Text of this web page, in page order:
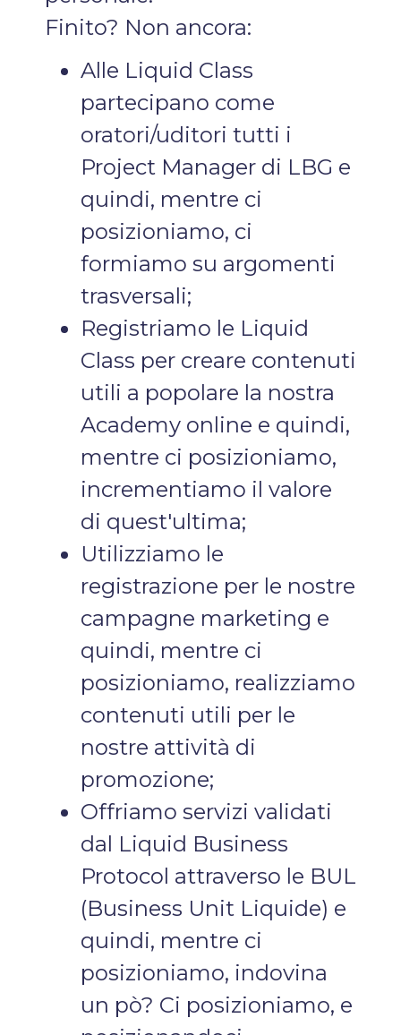
Finito? Non ancora:
Alle Liquid Class
partecipano come
oratori/uditori tutti i
Project Manager di LBG e
quindi, mentre ci
posizioniamo, ci
formiamo su argomenti
trasversali;
Registriamo le Liquid
Class per creare contenuti
utili a popolare la nostra
Academy online e quindi,
mentre ci posizioniamo,
incrementiamo il valore
di quest'ultima;
Utilizziamo le
registrazione per le nostre
campagne marketing e
quindi, mentre ci
posizioniamo, realizziamo
contenuti utili per le
nostre attività di
promozione;
Offriamo servizi validati
dal Liquid Business
Protocol attraverso le BUL
(Business Unit Liquide) e
quindi, mentre ci
posizioniamo, indovina
un pò? Ci posizioniamo, e